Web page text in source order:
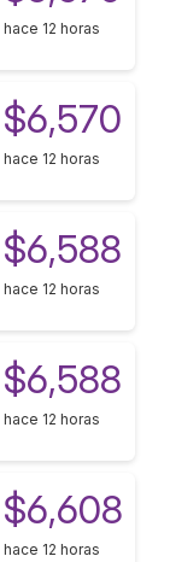
hace 12 horas
$6,570
hace 12 horas
$6,588
hace 12 horas
$6,588
hace 12 horas
$6,608
hace 12 horas